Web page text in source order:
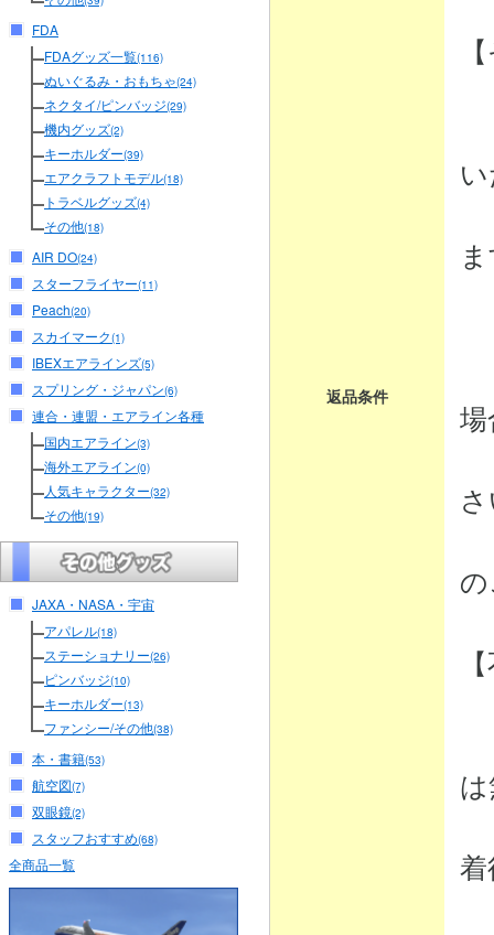
FDA
FDAグッズ一覧(116)
ぬいぐるみ・おもちゃ(24)
ネクタイ/ピンバッジ(29)
機内グッズ(2)
キーホルダー(39)
エアクラフトモデル(18)
トラベルグッズ(4)
その他(18)
AIR DO(24)
スターフライヤー(11)
Peach(20)
スカイマーク(1)
IBEXエアラインズ(5)
スプリング・ジャパン(6)
連合・連盟・エアライン各種
国内エアライン(3)
海外エアライン(0)
人気キャラクター(32)
その他(19)
JAXA・NASA・宇宙
アパレル(18)
ステーショナリー(26)
ピンバッジ(10)
キーホルダー(13)
ファンシー/その他(38)
本・書籍(53)
航空図(7)
双眼鏡(2)
スタッフおすすめ(68)
全商品一覧
返品条件